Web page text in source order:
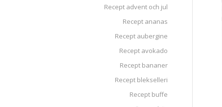
Recept advent och jul
Recept ananas
Recept aubergine
Recept avokado
Recept bananer
Recept blekselleri
Recept buffe